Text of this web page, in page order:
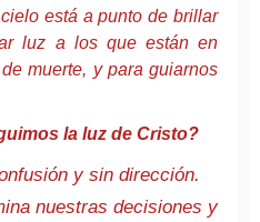
está a punto de brillar
luz a los que están en
muerte, y para guiarnos
la luz de Cristo?
y sin dirección.
nuestras decisiones y